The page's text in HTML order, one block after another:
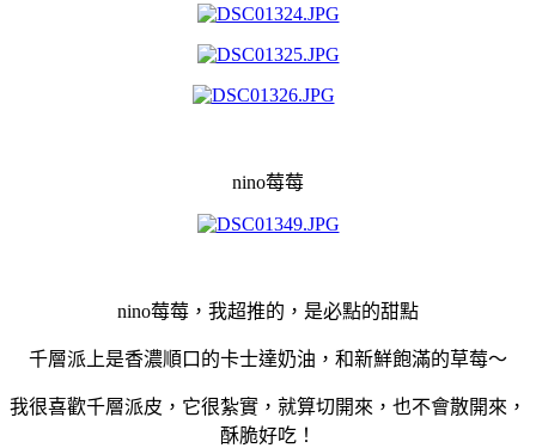
nino莓莓
nino莓莓，我超推的，是必點的甜點
千層派上是香濃順口的卡士達奶油，和新鮮飽滿的草莓～
我很喜歡千層派皮，它很紮實，就算切開來，也不會散開來，
酥脆好吃！